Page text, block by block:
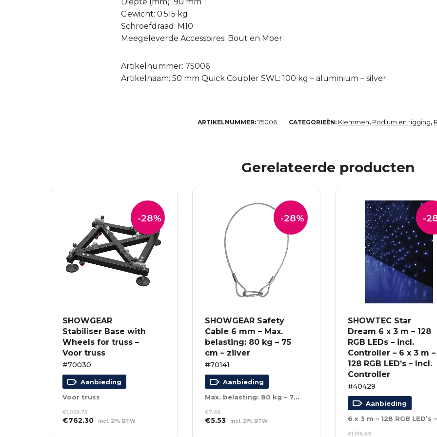
Diepte (mm): 90 mm
Gewicht: 0.515 kg
Schroefdraad: M10
Meegeleverde Accessoires: Bout en Moer
Artikelnummer: 75006
Artikelnaam: 50 mm Quick Coupler SWL: 100 kg – aluminium – silver
ARTIKELNUMMER: 75006 CATEGORIEËN: Klemmen, Podium en rigging,
Gerelateerde producten
-28%
SHOWGEAR
Stabiliser Base with
Wheels for truss –
Voor truss
#70030
Aanbieding
Voor truss
€1,058.75
Oorspronkelijke
€762.30Huidige
incl. 21% BTW
-28%
SHOWGEAR Safety
Cable 6 mm – Max.
belasting: 80 kg – 75
cm – zilver
#70141
Aanbieding
Max. belasting: 80 kg – 75 cm – zilver
€7.68
Oorspronkelijke
€5.53Huidige
incl. 21% BTW
-
SHOWTEC Star
Dream 6 x 3 m – 128
RGB LEDs – incl.
Controller – 6 x 3 m –
128 RGB LED’s – Incl.
Controller
#40429
Aanbieding
€1,196.69